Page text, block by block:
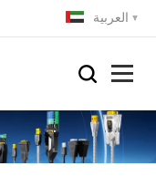
العربية